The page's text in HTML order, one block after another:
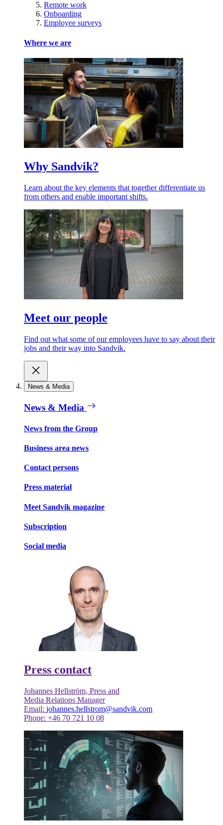
Remote work
Onboarding
Employee surveys
Where we are
Why Sandvik?
Learn about the key elements that together differentiate us
from others and enable important shifts.
Meet our people
Find out what some of our employees have to say about their
jobs and their way into Sandvik.
News & Media
News & Media
News from the Group
Business area news
Contact persons
Press material
Meet Sandvik magazine
Subscription
Social media
Press contact
Johannes Hellström, Press and
Media Relations Manager
Email: johannes.hellstrom@sandvik.com
Phone: +46 70 721 10 08